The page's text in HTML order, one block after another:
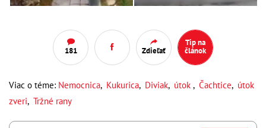
181 Zdieľať
Tip na
článok
Viac o téme: Nemocnica, Kukurica, Diviak, útok , Čachtice, útok
zveri, Tržné rany